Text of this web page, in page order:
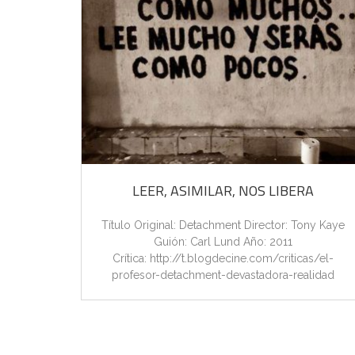
LEER, ASIMILAR, NOS LIBERA
Título Original: Detachment Director: Tony Kaye
Guión: Carl Lund Año: 2011
Crítica: http://t.blogdecine.com/criticas/el-
profesor-detachment-devastadora-realidad